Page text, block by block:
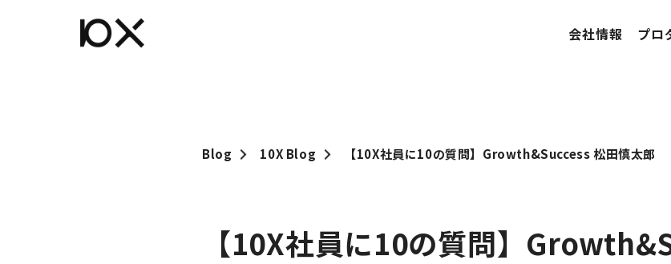
Blog 10X Blog 【10X社員に10の質問】Growth&Success 松田慎太郎
【10X社員に10の質問】
会社情報 プロ